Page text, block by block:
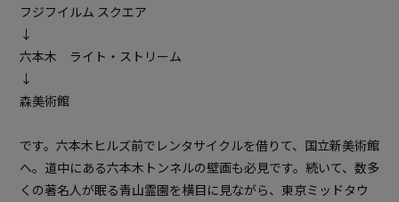
フジフイルム スクエア
↓
六本木 ライト・ストリーム
↓
森美術館
です。六本木ヒルズ前でレンタサイクルを借りて、国立新美術館
へ。道中にある六本木トンネルの壁画も必見です。続いて、数多
くの著名人が眠る青山霊園を横目に見ながら、東京ミッドタウ